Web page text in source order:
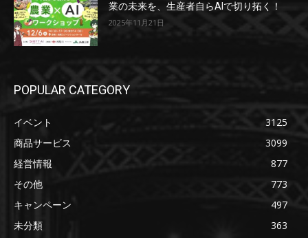
業の未来を、生産者自らAIで切り拓く！
2025年11月21日
POPULAR CATEGORY
イベント
3125
商品サービス
3099
経営情報
877
その他
773
キャンペーン
497
未分類
363